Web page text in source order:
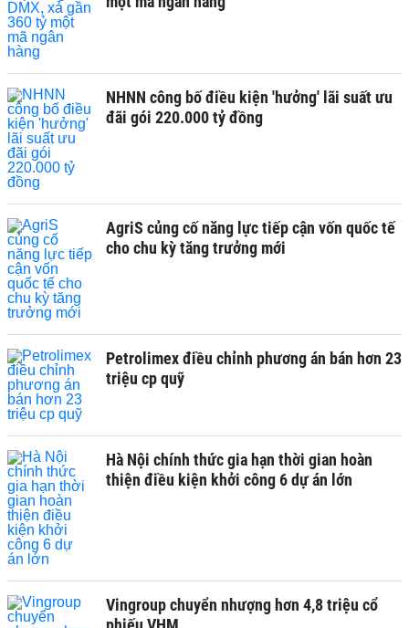
NHNN công bố điều kiện 'hưởng' lãi suất ưu
đãi gói 220.000 tỷ đồng
AgriS củng cố năng lực tiếp cận vốn quốc tế
cho chu kỳ tăng trưởng mới
Petrolimex điều chỉnh phương án bán hơn 23
triệu cp quỹ
Hà Nội chính thức gia hạn thời gian hoàn
thiện điều kiện khởi công 6 dự án lớn
Vingroup chuyển nhượng hơn 4,8 triệu cổ